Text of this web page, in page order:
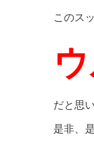
このス
だと思
是非、